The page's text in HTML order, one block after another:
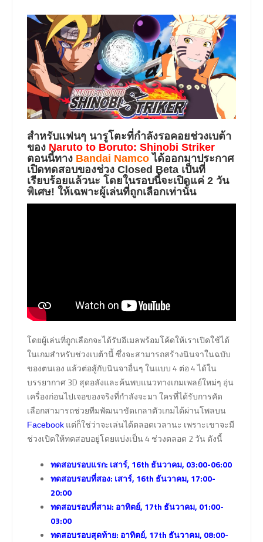
สำหรับแฟนๆ นารูโตะที่กำลังรอคอยช่วงเบต้า
ของ Naruto to Boruto: Shinobi Striker
ตอนนี้ทาง Bandai Namco ได้ออกมาประกาศ
เปิดทดสอบของช่วง Closed Beta เป็นที่
เรียบร้อยแล้วนะ โดยในรอบนี้จะเปิดแค่ 2 วัน
พิเศษ! ให้เฉพาะผู้เล่นที่ถูกเลือกเท่านั้น
โดยผู้เล่นที่ถูกเลือกจะได้รับอีเมลพร้อมโค้ดให้เราเปิดใช้ได้
ในเกมสำหรับช่วงเบต้านี้ ซึ่งจะสามารถสร้างนินจาในฉบับ
ของตนเอง แล้วต่อสู้กับนินจาอื่นๆ ในแบบ 4 ต่อ 4 ได้ใน
บรรยากาศ 3D สุดอลังและค้นพบแนวทางเกมเพลย์ใหม่ๆ อุ่น
เครื่องก่อนไปเจอของจริงที่กำลังจะมา ใครที่ได้รับการคัด
เลือกสามารถช่วยทีมพัฒนาขัดเกลาตัวเกมได้ผ่านโพลบน
Facebook แต่ก็ใช่ว่าจะเล่นได้ตลอดเวลานะ เพราะเขาจะมี
ช่วงเปิดให้ทดสอบอยู่โดยแบ่งเป็น 4 ช่วงตลอด 2 วัน ดังนี้
ทดสอบรอบแรก: เสาร์, 16th ธันวาคม, 03:00-06:00
ทดสอบรอบที่สอง: เสาร์, 16th ธันวาคม, 17:00-
20:00
ทดสอบรอบที่สาม: อาทิตย์, 17th ธันวาคม, 01:00-
03:00
ทดสอบรอบสุดท้าย: อาทิตย์, 17th ธันวาคม, 08:00-